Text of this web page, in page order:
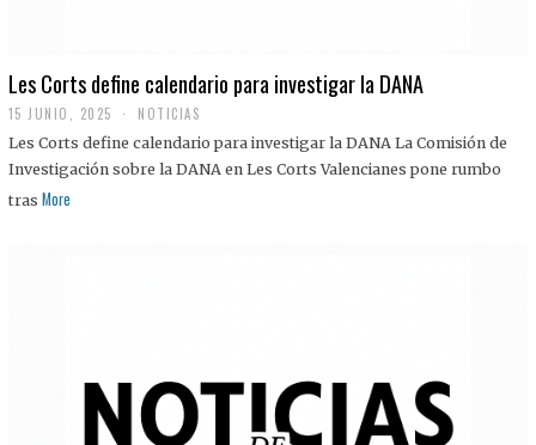
Les Corts define calendario para investigar la DANA
15 JUNIO, 2025 NOTICIAS
Les Corts define calendario para investigar la DANA La Comisión de
Investigación sobre la DANA en Les Corts Valencianes pone rumbo
tras More